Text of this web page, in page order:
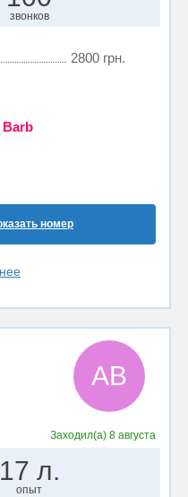
звонков
2800 грн.
Barb
номер
АВ
Заходил(а) 8 августа
17 л.
опыт